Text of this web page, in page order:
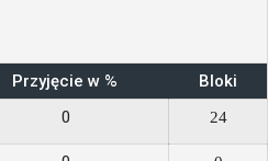
Przyjęcie w %
Bloki
0 24